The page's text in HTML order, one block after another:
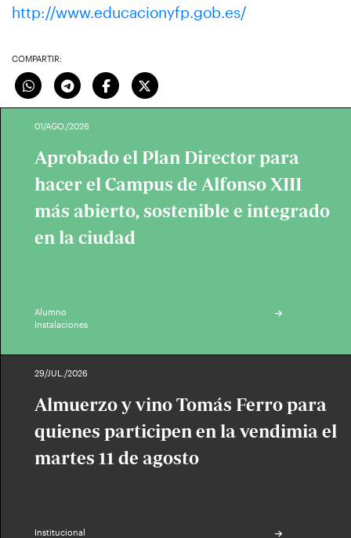
http://www.educacionyfp.gob.es/
COMPARTIR:
01/AGO./2026
Aprobado el Plan Director para
hacer el Campus de Alfonso XIII
más abierto, sostenible e integrado
en la ciudad
Alumno
Instalaciones
29/JUL./2026
Almuerzo y vino Tomás Ferro para
quienes participen en la vendimia el
martes 11 de agosto
Institucional